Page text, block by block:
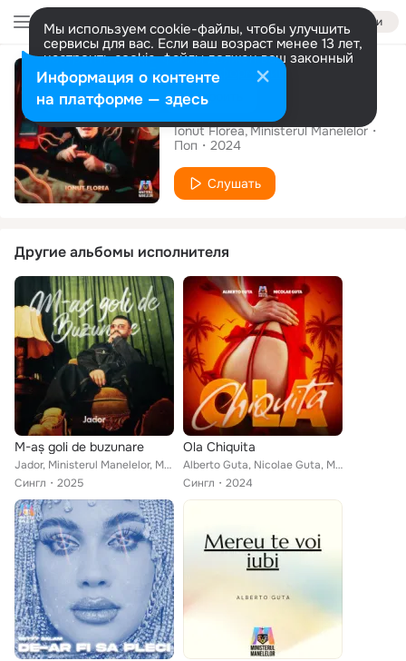
Войти
Мы используем cookie-файлы, чтобы улучшить
сервисы для вас. Если ваш возраст менее 13 лет,
настроить cookie-файлы должен ваш законный
представитель. Больше информации
Разрешить все Настроить
Сингл
Te sărut
Ionut Florea Ministerul Manelelor
Поп
2024
Слушать
Другие альбомы исполнителя
M-aș goli de buzunare
Jador, Ministerul Manelelor, Manelele Trecutului
Сингл
2025
Ola Chiquita
Alberto Guta, Nicolae Guta, Ministerul Manelelor
Сингл
2024
Информация о контенте
на платформе — здесь